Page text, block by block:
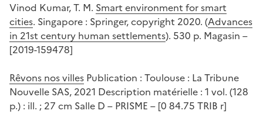
Vinod Kumar, T. M. Smart environment for smart
cities. Singapore : Springer, copyright 2020. (Advances
in 21st century human settlements). 530 p. Magasin –
[2019-159478]
Rêvons nos villes Publication : Toulouse : La Tribune
Nouvelle SAS, 2021 Description matérielle : 1 vol. (128
p.) : ill. ; 27 cm Salle D – PRISME – [0 84.75 TRIB r]